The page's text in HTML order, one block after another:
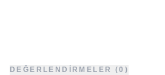
DEĞERLENDIRMELER (0)